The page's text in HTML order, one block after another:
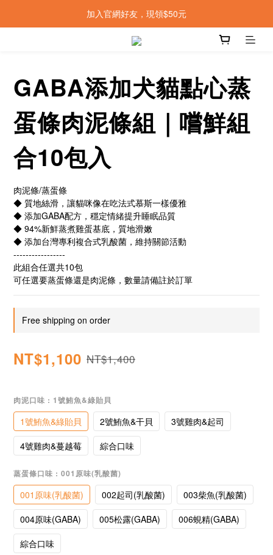
加入官網好友，現領$50元
GABA添加犬貓點心蒸
蛋條肉泥條組｜嚐鮮組
合10包入
肉泥條/蒸蛋條
◆ 質地絲滑，讓貓咪像在吃法式慕斯一樣優雅
◆ 添加GABA配方，穩定情緒提升睡眠品質
◆ 94%新鮮蒸煮雞蛋基底，質地滑嫩
◆ 添加台灣專利複合式乳酸菌，維持關節活動
-----------------
此組合任選共10包
可任選要蒸蛋條還是肉泥條，數量請備註於訂單
Free shipping on order
NT$1,100 NT$1,400
肉泥口味 : 1號鮪魚&綠貽貝
1號鮪魚&綠貽貝 2號鮪魚&干貝
3號雞肉&起司
4號雞肉&蔓越莓
綜合口味
蒸蛋條口味 : 001原味(乳酸菌)
001原味(乳酸菌) 002起司(乳酸菌)
003柴魚(乳酸菌)
004原味(GABA)
005松露(GABA)
006蜆精(GABA)
綜合口味